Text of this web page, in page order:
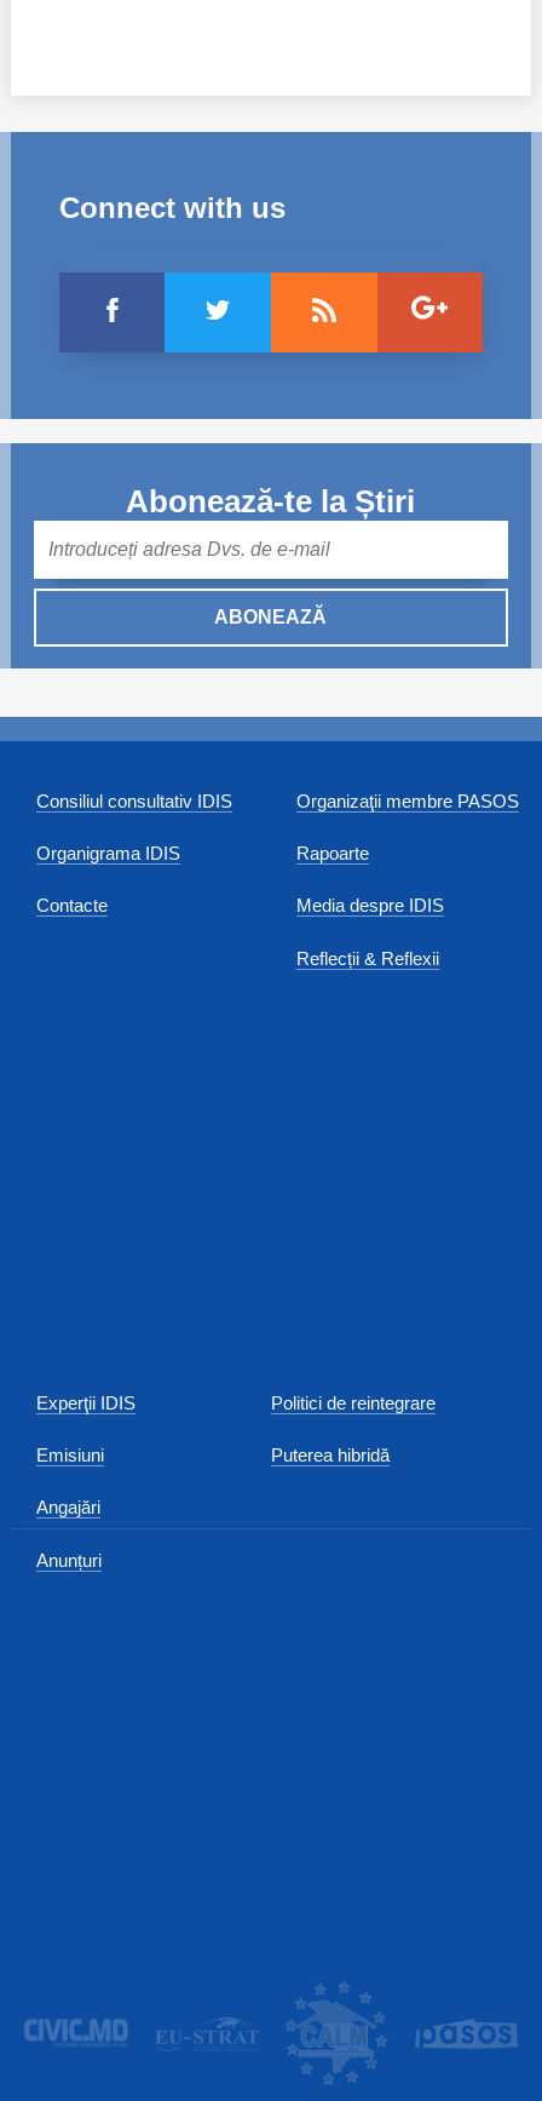
Connect with us
Abonează-te la Știri
ABONEAZĂ
Consiliul consultativ IDIS
Organigrama IDIS
Contacte
Organizaţii membre PASOS
Rapoarte
Media despre IDIS
Reflecții & Reflexii
Experţii IDIS
Emisiuni
Angajări
Anunțuri
Politici de reintegrare
Puterea hibridă